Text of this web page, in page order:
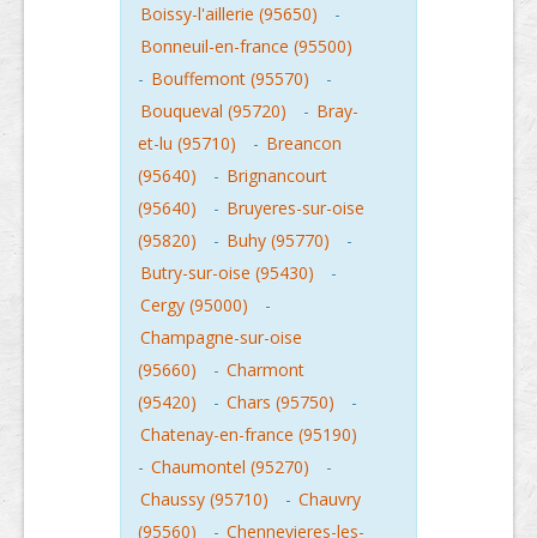
Boissy-l'aillerie (95650)
-
Bonneuil-en-france (95500)
- Bouffemont (95570)
-
Bouqueval (95720)
- Bray-
et-lu (95710)
- Breancon
(95640)
- Brignancourt
(95640)
- Bruyeres-sur-oise
(95820)
- Buhy (95770)
-
Butry-sur-oise (95430)
-
Cergy (95000)
-
Champagne-sur-oise
(95660)
- Charmont
(95420)
- Chars (95750)
-
Chatenay-en-france (95190)
- Chaumontel (95270)
-
Chaussy (95710)
- Chauvry
(95560)
- Chennevieres-les-